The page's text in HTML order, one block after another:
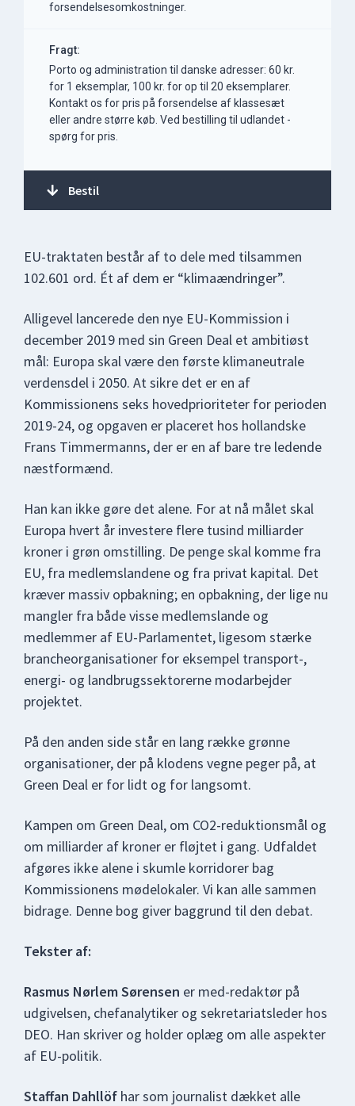
forsendelsesomkostninger.
Fragt:
Porto og administration til danske adresser: 60 kr.
for 1 eksemplar, 100 kr. for op til 20 eksemplarer.
Kontakt os for pris på forsendelse af klassesæt
eller andre større køb. Ved bestilling til udlandet -
spørg for pris.
Bestil
EU-traktaten består af to dele med tilsammen
102.601 ord. Ét af dem er “klimaændringer”.
Alligevel lancerede den nye EU-Kommission i
december 2019 med sin Green Deal et ambitiøst
mål: Europa skal være den første klimaneutrale
verdensdel i 2050. At sikre det er en af
Kommissionens seks hovedprioriteter for perioden
2019-24, og opgaven er placeret hos hollandske
Frans Timmermanns, der er en af bare tre ledende
næstformænd.
Han kan ikke gøre det alene. For at nå målet skal
Europa hvert år investere flere tusind milliarder
kroner i grøn omstilling. De penge skal komme fra
EU, fra medlemslandene og fra privat kapital. Det
kræver massiv opbakning; en opbakning, der lige nu
mangler fra både visse medlemslande og
medlemmer af EU-Parlamentet, ligesom stærke
brancheorganisationer for eksempel transport-,
energi- og landbrugssektorerne modarbejder
projektet.
På den anden side står en lang række grønne
organisationer, der på klodens vegne peger på, at
Green Deal er for lidt og for langsomt.
Kampen om Green Deal, om CO2-reduktionsmål og
om milliarder af kroner er fløjtet i gang. Udfaldet
afgøres ikke alene i skumle korridorer bag
Kommissionens mødelokaler. Vi kan alle sammen
bidrage. Denne bog giver baggrund til den debat.
Tekster af:
Rasmus Nørlem Sørensen er med-redaktør på
udgivelsen, chefanalytiker og sekretariatsleder hos
DEO. Han skriver og holder oplæg om alle aspekter
af EU-politik.
Staffan Dahllöf har som journalist dækket alle